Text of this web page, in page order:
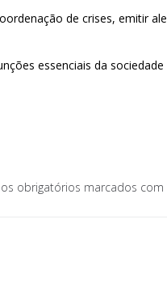
de crises, emitir
essenciais da
obrigatórios marcados com